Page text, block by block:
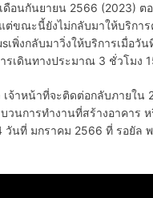
อนกันยายน 2566 (2023)
ต่ขณะนี้ยังไม่กลับมาให้บริก
เพิ่งกลับมาวิ่งให้บริการเมื่อ
เดินทางประมาณ 3 ชั่วโมง
าหน้าที่จะติดต่อกลับภายใน
นการทำงานที่สร้างอาคาร
วันที่ มกราคม 2566 ที่ รอยั